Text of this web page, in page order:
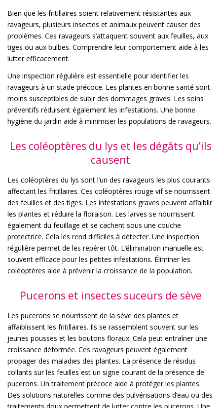
Bien que les fritillaires soient relativement résistantes aux
ravageurs, plusieurs insectes et animaux peuvent causer des
problèmes. Ces ravageurs s’attaquent souvent aux feuilles, aux
tiges ou aux bulbes. Comprendre leur comportement aide à les
lutter efficacement.
Une inspection régulière est essentielle pour identifier les
ravageurs à un stade précoce. Les plantes en bonne santé sont
moins susceptibles de subir des dommages graves. Les soins
préventifs réduisent également les infestations. Une bonne
hygiène du jardin aide à minimiser les populations de ravageurs.
Les coléoptères du lys et les dégâts qu’ils
causent
Les coléoptères du lys sont l’un des ravageurs les plus courants
affectant les fritillaires. Ces coléoptères rouge vif se nourrissent
des feuilles et des tiges. Les infestations graves peuvent affaiblir
les plantes et réduire la floraison. Les larves se nourrissent
également du feuillage et se cachent sous une couche
protectrice. Cela les rend difficiles à détecter. Une inspection
régulière permet de les repérer tôt. L’élimination manuelle est
souvent efficace pour les petites infestations. Éliminer les
coléoptères aide à prévenir la croissance de la population.
Pucerons et insectes suceurs de sève
Les pucerons se nourrissent de la sève des plantes et
affaiblissent les fritillaires. Ils se rassemblent souvent sur les
jeunes pousses et les boutons floraux. Cela peut entraîner une
croissance déformée. Ces ravageurs peuvent également
propager des maladies des plantes. La présence de résidus
collants sur les feuilles est un signe courant de la présence de
pucerons. Un traitement précoce aide à protéger les plantes.
Des solutions naturelles comme des pulvérisations d’eau ou des
traitements doux permettent de lutter contre les pucerons. Une